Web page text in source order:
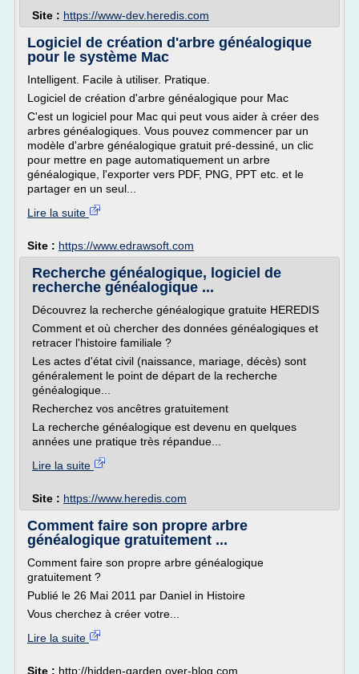
Site : https://www-dev.heredis.com
Logiciel de création d'arbre généalogique
pour le système Mac
Intelligent. Facile à utiliser. Pratique.
Logiciel de création d'arbre généalogique pour Mac
C'est un logiciel pour Mac qui peut vous aider à créer des
arbres généalogiques. Vous pouvez commencer par un
modèle d'arbre généalogique gratuit pré-dessiné, un clic
pour mettre en page automatiquement un arbre
généalogique, l'exporter vers PDF, PNG, PPT etc. et le
partager en un seul...
Lire la suite
Site : https://www.edrawsoft.com
Recherche généalogique, logiciel de
recherche généalogique ...
Découvrez la recherche généalogique gratuite HEREDIS
Comment et où chercher des données généalogiques et
retracer l'histoire familiale ?
Les actes d'état civil (naissance, mariage, décès) sont
généralement le point de départ de la recherche
généalogique...
Recherchez vos ancêtres gratuitement
La recherche généalogique est devenu en quelques
années une pratique très répandue...
Lire la suite
Site : https://www.heredis.com
Comment faire son propre arbre
généalogique gratuitement ...
Comment faire son propre arbre généalogique
gratuitement ?
Publié le 26 Mai 2011 par Daniel in Histoire
Vous cherchez à créer votre...
Lire la suite
Site : http://hidden-garden.over-blog.com